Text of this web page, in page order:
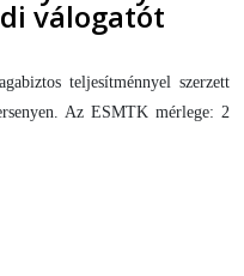
válogatót
teljesítménnyel szerzett
Az ESMTK mérlege: 2